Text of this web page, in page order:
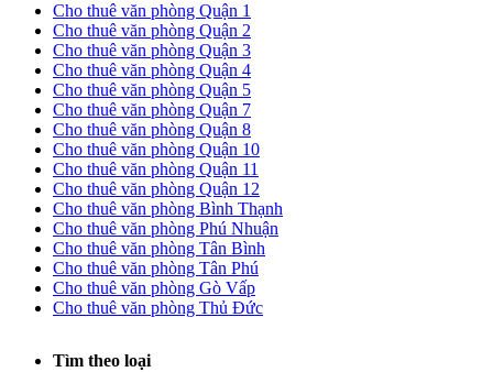
Cho thuê văn phòng Quận 1
Cho thuê văn phòng Quận 2
Cho thuê văn phòng Quận 3
Cho thuê văn phòng Quận 4
Cho thuê văn phòng Quận 5
Cho thuê văn phòng Quận 7
Cho thuê văn phòng Quận 8
Cho thuê văn phòng Quận 10
Cho thuê văn phòng Quận 11
Cho thuê văn phòng Quận 12
Cho thuê văn phòng Bình Thạnh
Cho thuê văn phòng Phú Nhuận
Cho thuê văn phòng Tân Bình
Cho thuê văn phòng Tân Phú
Cho thuê văn phòng Gò Vấp
Cho thuê văn phòng Thủ Đức
Tìm theo loại